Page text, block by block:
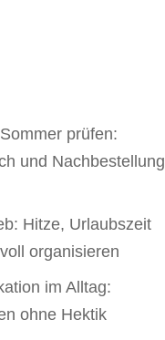
prüfen:
und Nachbestellung
Hitze, Urlaubszeit
organisieren
im Alltag:
ohne Hektik